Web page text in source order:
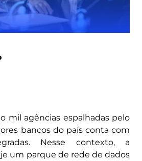
mil agências espalhadas pelo
bancos do país conta com
Nesse contexto, a
um parque de rede de dados